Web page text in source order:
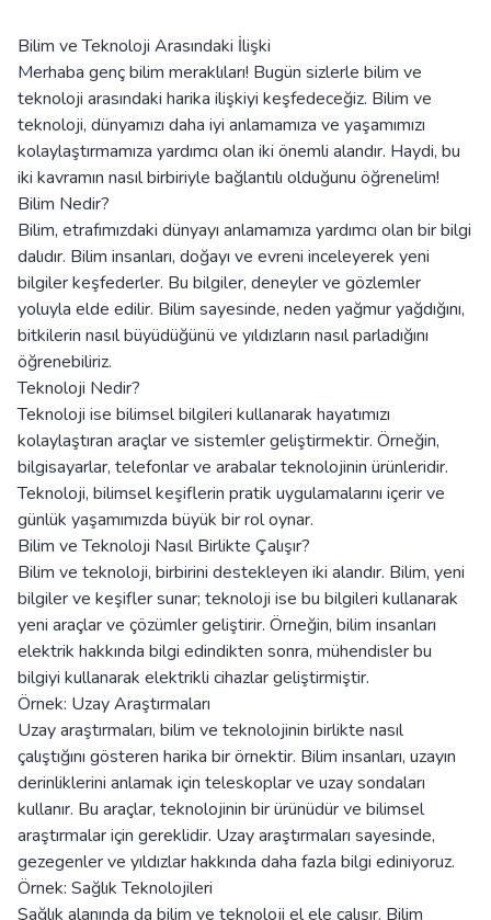
Bilim ve Teknoloji Arasındaki İlişki
Merhaba genç bilim meraklıları! Bugün sizlerle bilim ve
teknoloji arasındaki harika ilişkiyi keşfedeceğiz. Bilim ve
teknoloji, dünyamızı daha iyi anlamamıza ve yaşamımızı
kolaylaştırmamıza yardımcı olan iki önemli alandır. Haydi, bu
iki kavramın nasıl birbiriyle bağlantılı olduğunu öğrenelim!
Bilim Nedir?
Bilim, etrafımızdaki dünyayı anlamamıza yardımcı olan bir bilgi
dalıdır. Bilim insanları, doğayı ve evreni inceleyerek yeni
bilgiler keşfederler. Bu bilgiler, deneyler ve gözlemler
yoluyla elde edilir. Bilim sayesinde, neden yağmur yağdığını,
bitkilerin nasıl büyüdüğünü ve yıldızların nasıl parladığını
öğrenebiliriz.
Teknoloji Nedir?
Teknoloji ise bilimsel bilgileri kullanarak hayatımızı
kolaylaştıran araçlar ve sistemler geliştirmektir. Örneğin,
bilgisayarlar, telefonlar ve arabalar teknolojinin ürünleridir.
Teknoloji, bilimsel keşiflerin pratik uygulamalarını içerir ve
günlük yaşamımızda büyük bir rol oynar.
Bilim ve Teknoloji Nasıl Birlikte Çalışır?
Bilim ve teknoloji, birbirini destekleyen iki alandır. Bilim, yeni
bilgiler ve keşifler sunar; teknoloji ise bu bilgileri kullanarak
yeni araçlar ve çözümler geliştirir. Örneğin, bilim insanları
elektrik hakkında bilgi edindikten sonra, mühendisler bu
bilgiyi kullanarak elektrikli cihazlar geliştirmiştir.
Örnek: Uzay Araştırmaları
Uzay araştırmaları, bilim ve teknolojinin birlikte nasıl
çalıştığını gösteren harika bir örnektir. Bilim insanları, uzayın
derinliklerini anlamak için teleskoplar ve uzay sondaları
kullanır. Bu araçlar, teknolojinin bir ürünüdür ve bilimsel
araştırmalar için gereklidir. Uzay araştırmaları sayesinde,
gezegenler ve yıldızlar hakkında daha fazla bilgi ediniyoruz.
Örnek: Sağlık Teknolojileri
Sağlık alanında da bilim ve teknoloji el ele çalışır. Bilim